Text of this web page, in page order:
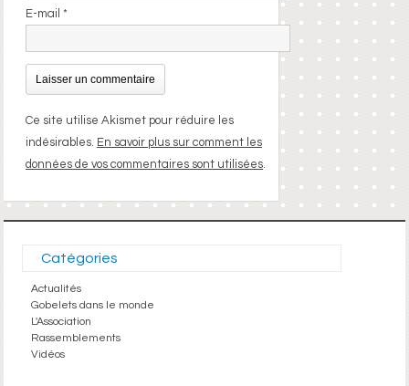
E-mail*
Ce site utilise Akismet pour réduire les
indésirables. En savoir plus sur comment les
données de vos commentaires sont utilisées
Catégories
Actualités
Gobelets dans le monde
L'Association
Rassemblements
Vidéos